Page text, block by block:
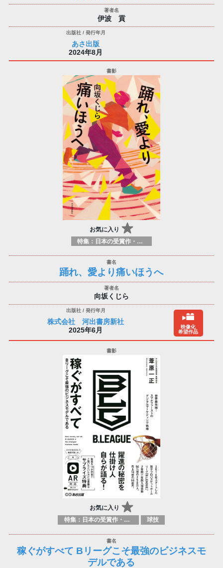
伊波 貢
あさ出版
2024年8月
お気に入り
特集：日本の受賞作・ノミネート作品特集
踊れ、愛より痛いほうへ
向坂くじら
株式会社 河出書房新社
2025年6月
映像化
希望作品
お気に入り
特集：日本の受賞作・ノミネート作品特集 球技
稼ぐがすべて Bリーグこそ最強のビジネスモ
デルである